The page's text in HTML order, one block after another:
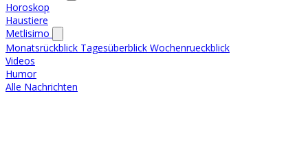
Horoskop
Haustiere
Metlisimo
Monatsrückblick Tagesüberblick Wochenrueckblick
Videos
Humor
Alle Nachrichten